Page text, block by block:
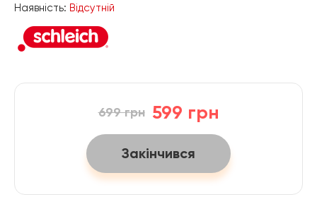
Наявність: Відсутній
599 грн
699 грн
Закінчився